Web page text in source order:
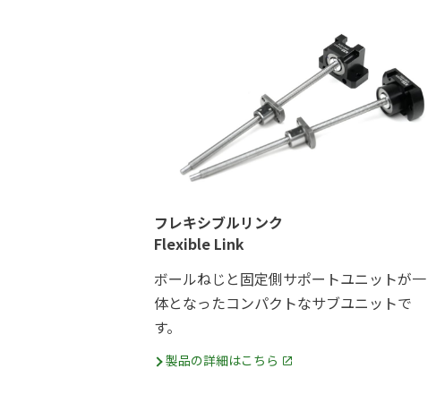
フレキシブルリンク
Flexible Link
ボールねじと固定側サポートユニットが一
体となったコンパクトなサブユニットで
す。
製品の詳細はこちら